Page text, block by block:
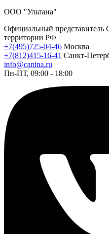
ООО "Ультана"
Официальный представитель
территории РФ
+7(495)725-04-46 Москва
+7(812)415-16-41 Санкт-
info@canina.ru
Пн-ПТ, 09:00 - 18:00